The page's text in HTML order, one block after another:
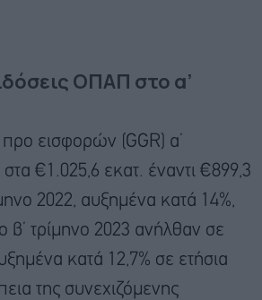
ΟΠΑΠ στο α’
εισφορών (GGR) α’
€1.025,6 εκατ. έναντι €899,3
2022, αυξημένα κατά 14%,
β’ τρίμηνο 2023 ανήλθαν σε
κατά 12,7% σε ετήσια
της συνεχιζόμενης